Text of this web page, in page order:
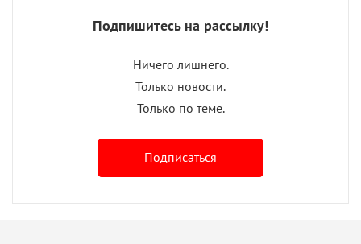
Подпишитесь на рассылку!
Ничего лишнего.
Только новости.
Только по теме.
Подписаться